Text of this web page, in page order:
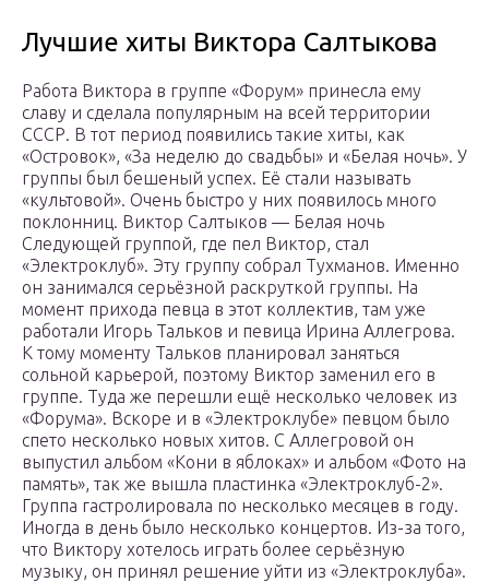
Лучшие хиты Виктора Салтыкова
Работа Виктора в группе «Форум» принесла ему
славу и сделала популярным на всей территории
СССР. В тот период появились такие хиты, как
«Островок», «За неделю до свадьбы» и «Белая ночь». У
группы был бешеный успех. Её стали называть
«культовой». Очень быстро у них появилось много
поклонниц. Виктор Салтыков — Белая ночь
Следующей группой, где пел Виктор, стал
«Электроклуб». Эту группу собрал Тухманов. Именно
он занимался серьёзной раскруткой группы. На
момент прихода певца в этот коллектив, там уже
работали Игорь Тальков и певица Ирина Аллегрова.
К тому моменту Тальков планировал заняться
сольной карьерой, поэтому Виктор заменил его в
группе. Туда же перешли ещё несколько человек из
«Форума». Вскоре и в «Электроклубе» певцом было
спето несколько новых хитов. С Аллегровой он
выпустил альбом «Кони в яблоках» и альбом «Фото на
память», так же вышла пластинка «Электроклуб-2».
Группа гастролировала по несколько месяцев в году.
Иногда в день было несколько концертов. Из-за того,
что Виктору хотелось играть более серьёзную
музыку, он принял решение уйти из «Электроклуба».